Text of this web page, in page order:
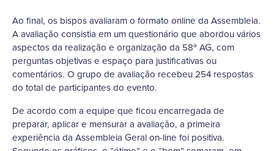
Ao final, os bispos avaliaram o formato online da Assembleia.
A avaliação consistia em um questionário que abordou vários
aspectos da realização e organização da 58ª AG, com
perguntas objetivas e espaço para justificativas ou
comentários. O grupo de avaliação recebeu 254 respostas
do total de participantes do evento.
De acordo com a equipe que ficou encarregada de
preparar, aplicar e mensurar a avaliação, a primeira
experiência da Assembleia Geral on-line foi positiva.